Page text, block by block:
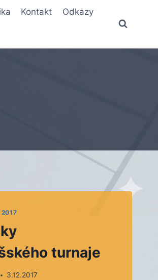
Kontakt Odkazy
2017
turnaje
3.12.2017